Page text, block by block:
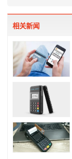
相关新闻